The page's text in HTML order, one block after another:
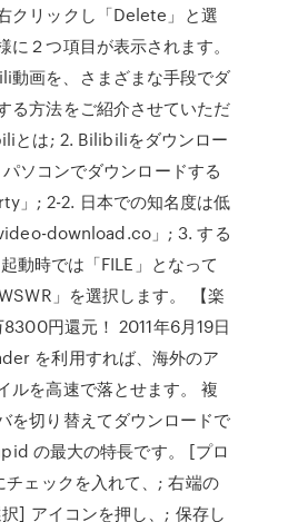
クリックし「Delete」と選
２つ項目が表示されます。
動画を、さまざまな手段でダ
る方法をご紹介させていただ
とは; 2. Bilibiliをダウンロー
ソコンでダウンロードする
」; 2-2. 日本での知名度は低
download.co」; 3. する
動時では「FILE」となって
」を選択します。 【楽
円還元！ 2011年6月19日
を利用すれば、海外のア
ルを高速で落とせます。 複
を切り替えてダウンロードで
の最大の特長です。 [プロ
ェックを入れて、; 右端の
] アイコンを押し、; 保存し